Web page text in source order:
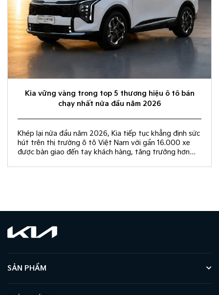
Kia vững vàng trong top 5 thương hiệu ô tô bán
chạy nhất nửa đầu năm 2026
Khép lại nửa đầu năm 2026, Kia tiếp tục khẳng định sức
hút trên thị trường ô tô Việt Nam với gần 16.000 xe
được bàn giao đến tay khách hàng, tăng trưởng hơn
SẢN PHẨM